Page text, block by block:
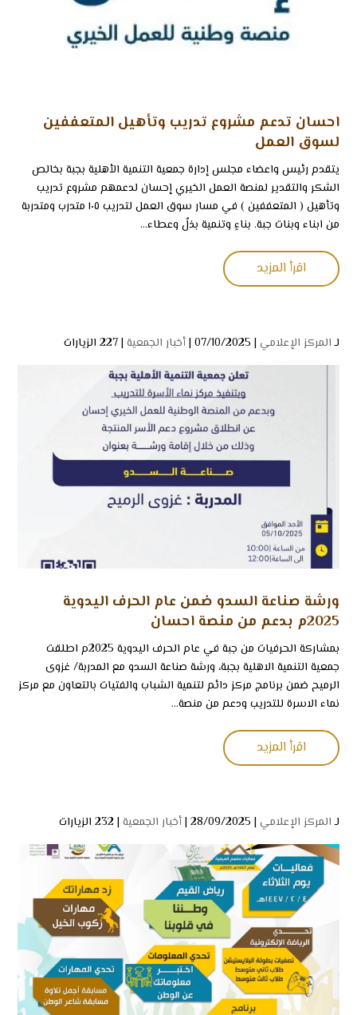
احسان تدعم مشروع تدريب وتأهيل المتعففين
لسوق العمل
‏يتقدم رئيس واعضاء مجلس إدارة جمعية التنمية الأهلية بجبة بخالص
الشكر والتقدير لمنصة العمل الخيري إحسان لدعمهم مشروع تدريب
وتأهيل ( المتعففين ) في مسار سوق العمل لتدريب ١٠٥ متدرب ومتدربة
من ابناء وبنات جبة. بناءٍ وتنمية بذلٌ وعطاء...
اقرأ المزيد
لـالمركز الإعلامي | 07/10/2025 | أخبار الجمعية |227 الزيارات
ورشة صناعة السدو ضمن عام الحرف اليدوية
2025م بدعم من منصة احسان
بمشاركة الحرفيات من ⁧‫جبة‬⁩ في ⁧‫عام الحرف اليدوية 2025م اطلقت
جمعية التنمية الاهلية بجبة، ورشة صناعة السدو مع المدربة/ غزوى
الرميح ضمن برنامج مركز دائم لتنمية الشباب والفتيات بالتعاون مع مركز
نماء الاسرة للتدريب ودعم من منصة...
اقرأ المزيد
لـالمركز الإعلامي | 28/09/2025 | أخبار الجمعية | 232 الزيارات